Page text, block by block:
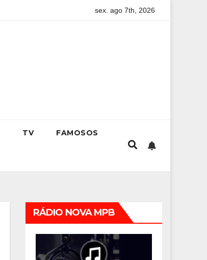
Livro de Luiz Paulo Foggetti discute os desafios de
sex. ago 7th, 2026
TV FAMOSOS
RÁDIO NOVA MPB